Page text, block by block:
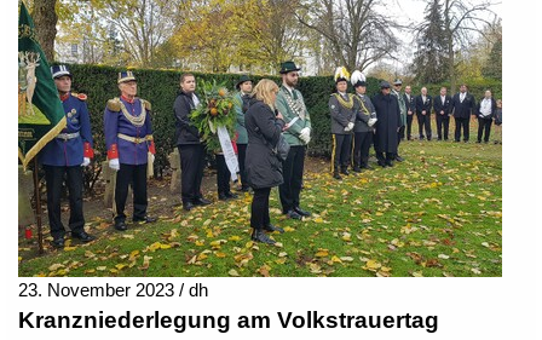
23. November 2023 / dh
Kranzniederlegung am Volkstrauertag